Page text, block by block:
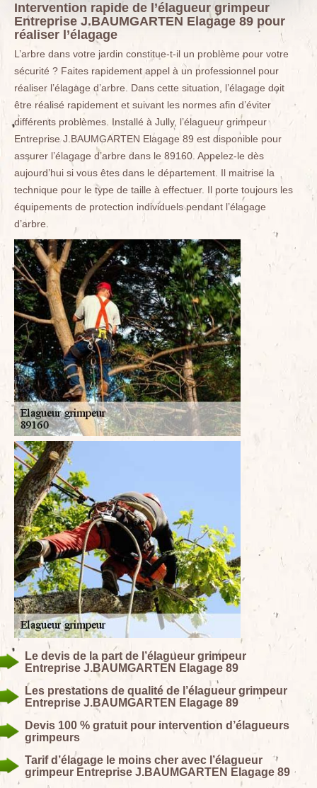
Intervention rapide de l’élagueur grimpeur
Entreprise J.BAUMGARTEN Elagage 89 pour
réaliser l’élagage
L’arbre dans votre jardin constitue-t-il un problème pour votre
sécurité ? Faites rapidement appel à un professionnel pour
réaliser l’élagage d’arbre. Dans cette situation, l’élagage doit
être réalisé rapidement et suivant les normes afin d’éviter
différents problèmes. Installé à Jully, l’élagueur grimpeur
Entreprise J.BAUMGARTEN Elagage 89 est disponible pour
assurer l’élagage d’arbre dans le 89160. Appelez-le dès
aujourd’hui si vous êtes dans le département. Il maitrise la
technique pour le type de taille à effectuer. Il porte toujours les
équipements de protection individuels pendant l’élagage
d’arbre.
Le devis de la part de l’élagueur grimpeur
Entreprise J.BAUMGARTEN Elagage 89
Les prestations de qualité de l’élagueur grimpeur
Entreprise J.BAUMGARTEN Elagage 89
Devis 100 % gratuit pour intervention d’élagueurs
grimpeurs
Tarif d’élagage le moins cher avec l’élagueur
grimpeur Entreprise J.BAUMGARTEN Elagage 89